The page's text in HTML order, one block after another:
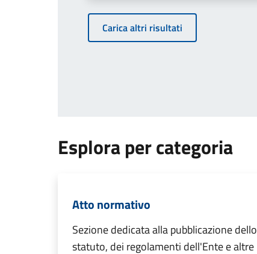
Carica altri risultati
Esplora per categoria
Atto normativo
Sezione dedicata alla pubblicazione dello
statuto, dei regolamenti dell'Ente e altre